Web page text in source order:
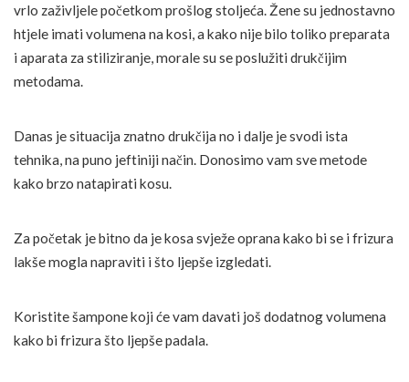
vrlo zaživljele početkom prošlog stoljeća. Žene su jednostavno
htjele imati volumena na kosi, a kako nije bilo toliko preparata
i aparata za stiliziranje, morale su se poslužiti drukčijim
metodama.
Danas je situacija znatno drukčija no i dalje je svodi ista
tehnika, na puno jeftiniji način. Donosimo vam sve metode
kako brzo natapirati kosu.
Za početak je bitno da je kosa svježe oprana kako bi se i frizura
lakše mogla napraviti i što ljepše izgledati.
Koristite šampone koji će vam davati još dodatnog volumena
kako bi frizura što ljepše padala.